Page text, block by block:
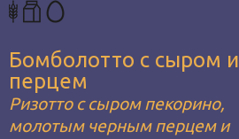
Бомболотто с сыром и
перцем
Ризотто с сыром пекорино,
молотым черным перцем и